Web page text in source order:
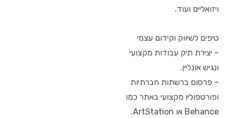
ויזואליים ועוד.
טיפים לשיווק וקידום עצמי
– יצירת תיק עבודות מקצועי
ונגיש אונליין.
– פרסום ברשתות חברתיות
ופורטפוליו מקצועי באתר כמו
Behance או ArtStation.